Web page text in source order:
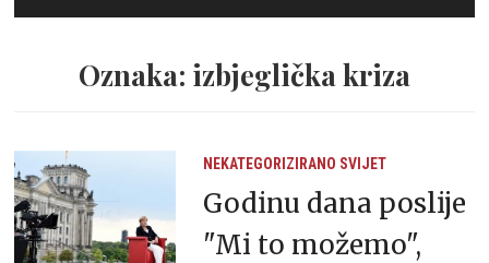
Oznaka: izbjeglička kriza
NEKATEGORIZIRANO SVIJET
Godinu dana poslije
"Mi to možemo",